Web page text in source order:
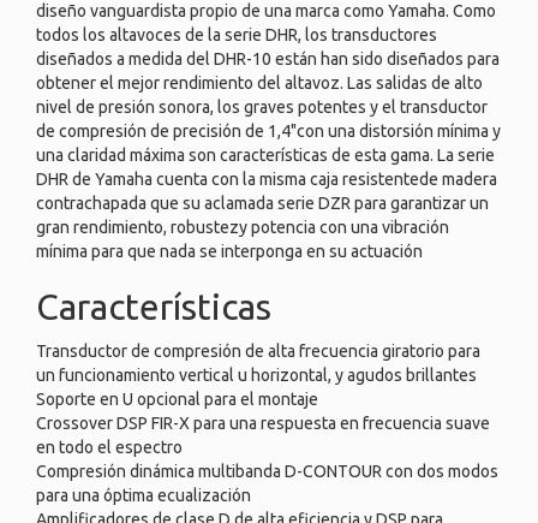
diseño vanguardista propio de una marca como Yamaha. Como
todos los altavoces de la serie DHR, los transductores
diseñados a medida del DHR-10 están han sido diseñados para
obtener el mejor rendimiento del altavoz. Las salidas de alto
nivel de presión sonora, los graves potentes y el transductor
de compresión de precisión de 1,4"con una distorsión mínima y
una claridad máxima son características de esta gama. La serie
DHR de Yamaha cuenta con la misma caja resistentede madera
contrachapada que su aclamada serie DZR para garantizar un
gran rendimiento, robustezy potencia con una vibración
mínima para que nada se interponga en su actuación
Características
Transductor de compresión de alta frecuencia giratorio para
un funcionamiento vertical u horizontal, y agudos brillantes
Soporte en U opcional para el montaje
Crossover DSP FIR-X para una respuesta en frecuencia suave
en todo el espectro
Compresión dinámica multibanda D-CONTOUR con dos modos
para una óptima ecualización